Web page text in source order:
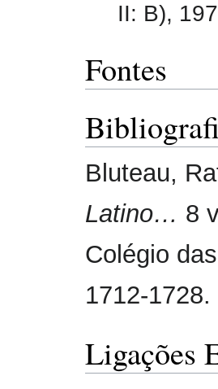
II: B),
Fontes
Bluteau,
Latino… 8
Colégio
1712-1728.
Ligações